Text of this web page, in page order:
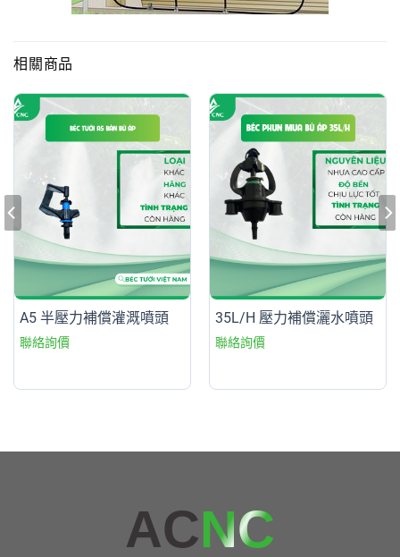
相關商品
A5 半壓力補償灌溉噴頭 35L/H 壓力補償灑水噴頭
ACNC